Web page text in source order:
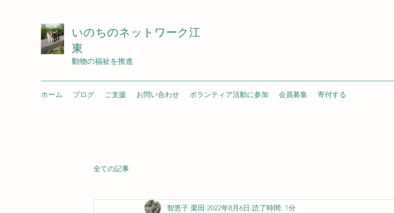
いのちのネットワーク江
東
動物の福祉を推進
ホーム ブログ ご支援 お問い合わせ ボランティア活動に参加 会員募集 寄付する
全ての記事
智恵子 栗田 2022年8月6日 読了時間: 1分